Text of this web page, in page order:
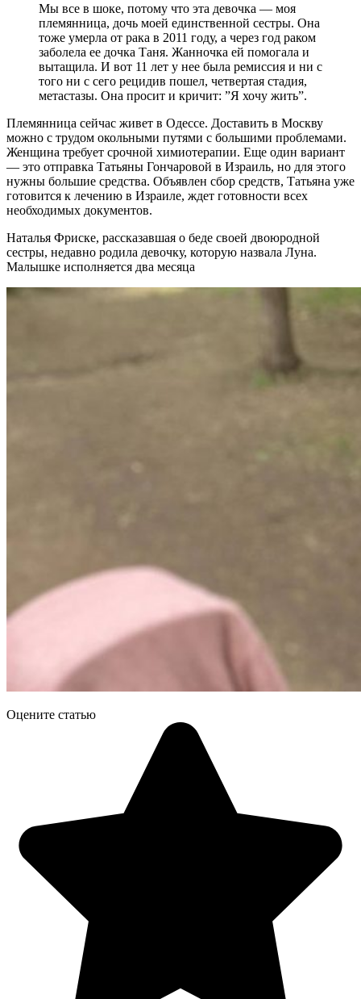
Мы все в шоке, потому что эта девочка — моя
племянница, дочь моей единственной сестры. Она
тоже умерла от рака в 2011 году, а через год раком
заболела ее дочка Таня. Жанночка ей помогала и
вытащила. И вот 11 лет у нее была ремиссия и ни с
того ни с сего рецидив пошел, четвертая стадия,
метастазы. Она просит и кричит: ”Я хочу жить”.
Племянница сейчас живет в Одессе. Доставить в Москву
можно с трудом окольными путями с большими проблемами.
Женщина требует срочной химиотерапии. Еще один вариант
— это отправка Татьяны Гончаровой в Израиль, но для этого
нужны большие средства. Объявлен сбор средств, Татьяна уже
готовится к лечению в Израиле, ждет готовности всех
необходимых документов.
Наталья Фриске, рассказавшая о беде своей двоюродной
сестры, недавно родила девочку, которую назвала Луна.
Малышке исполняется два месяца
Оцените статью